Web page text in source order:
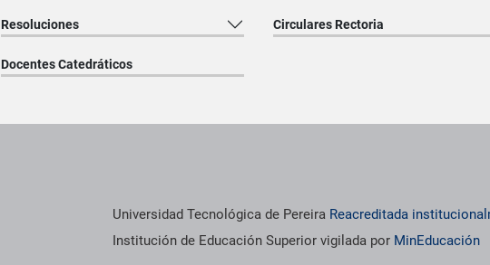
Resoluciones Circulares Rectoria
Docentes Catedráticos
Información institucional
Universidad Tecnológica de Pereira Reacreditada
Institución de Educación Superior vigilada por MinEducación